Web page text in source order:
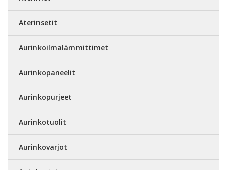
Aterinsetit
Aurinkoilmalämmittimet
Aurinkopaneelit
Aurinkopurjeet
Aurinkotuolit
Aurinkovarjot